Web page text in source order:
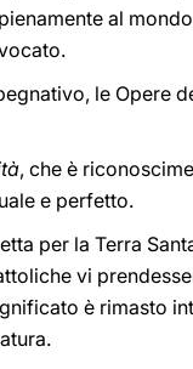
al
le Opere
, che è
e perfetto.
per la Terra
vi
è rimasto